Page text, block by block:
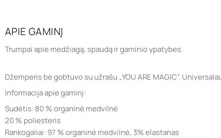
APIE GAMINĮ
Trumpai apie medžiagą, spaudą ir gaminio ypatybes.
Džemperis be gobtuvo su užrašu „YOU ARE MAGIC”.
Informacija apie gaminį:
Sudėtis: 80 % organinė medvilnė
20 % poliesteris
Rankogaliai: 97 % organinė medvilnė, 3% elastanas